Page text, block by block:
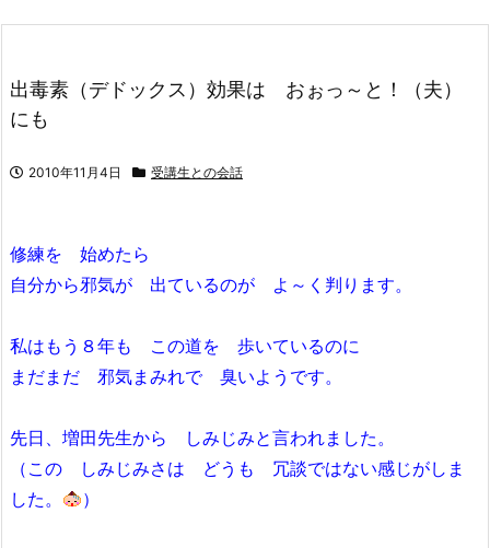
出毒素（デドックス）効果は おぉっ～と！（夫）
にも
2010年11月4日 受講生との会話
修練を 始めたら
自分から邪気が 出ているのが よ～く判ります。
私はもう８年も この道を 歩いているのに
まだまだ 邪気まみれで 臭いようです。
先日、増田先生から しみじみと言われました。
（この しみじみさは どうも 冗談ではない感じがしま
した。
）